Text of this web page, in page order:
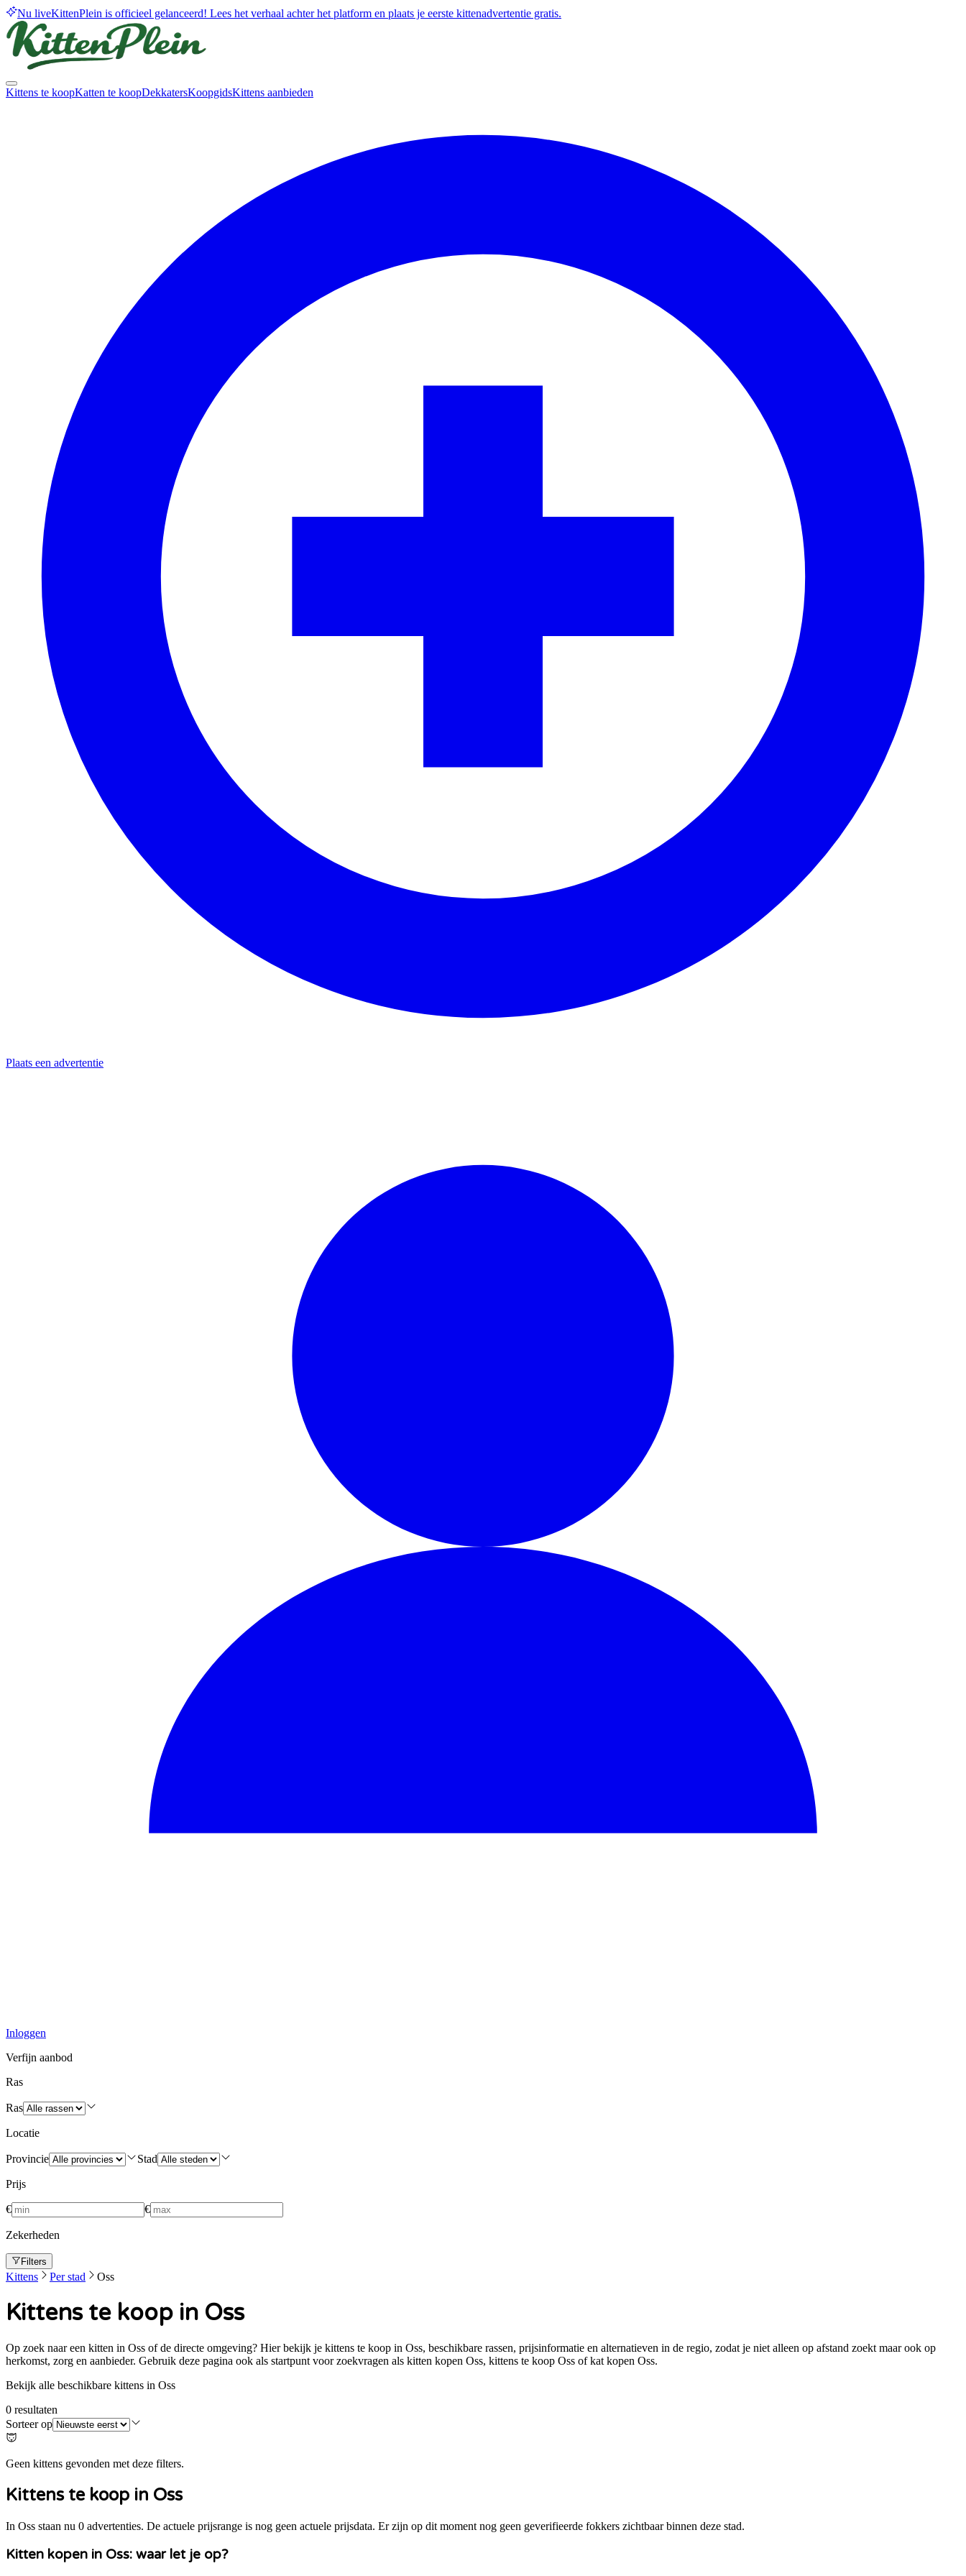
Nu liveKittenPlein is officieel gelanceerd! Lees het verhaal achter het platform en plaats je eerste kittenadvertentie gratis.
Kittens te koopKatten te koopDekkatersKoopgidsKittens aanbieden
Plaats een advertentie
Inloggen
Verfijn aanbod
Ras
Ras
Locatie
Provincie Stad
Prijs
€ €
Zekerheden
Filters
Kittens Per stad Oss
Kittens te koop in Oss
Op zoek naar een kitten in Oss of de directe omgeving? Hier bekijk je kittens te koop in Oss, beschikbare rassen, prijsinformatie en alternatieven in de regio, zodat je niet alleen op afstand zoekt maar ook op
herkomst, zorg en aanbieder. Gebruik deze pagina ook als startpunt voor zoekvragen als kitten kopen Oss, kittens te koop Oss of kat kopen Oss.
Bekijk alle beschikbare kittens in Oss
0 resultaten
Sorteer op
Geen kittens gevonden met deze filters.
Kittens te koop in Oss
In Oss staan nu 0 advertenties. De actuele prijsrange is nog geen actuele prijsdata. Er zijn op dit moment nog geen geverifieerde fokkers zichtbaar binnen deze stad.
Kitten kopen in Oss: waar let je op?